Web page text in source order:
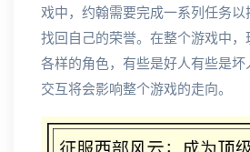
戏中，约翰需要完成一系列任务以
找回自己的荣誉。在整个游戏中，
各样的角色，有些是好人有些是坏
交互将会影响整个游戏的走向。